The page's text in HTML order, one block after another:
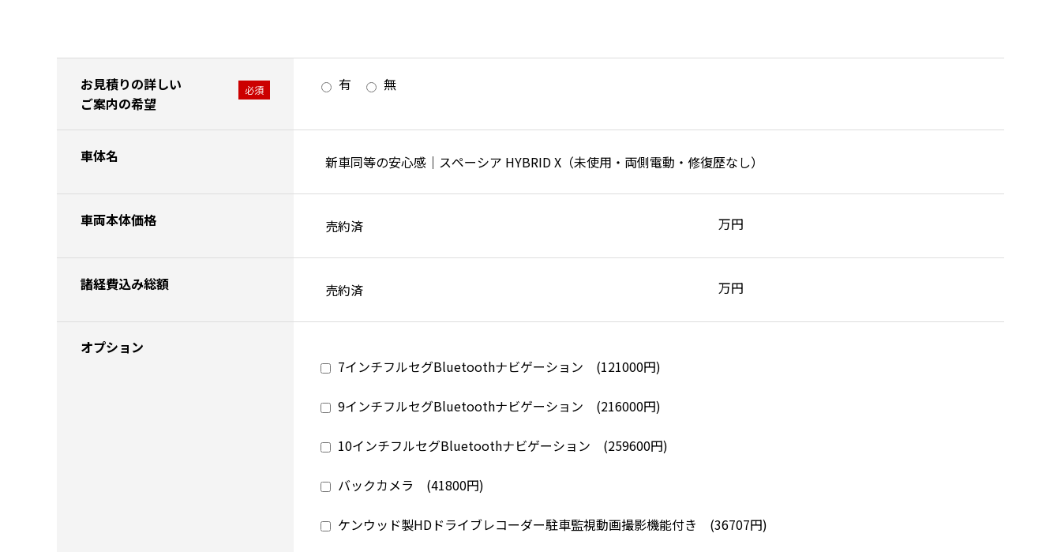
必須
お見積りの詳しい
ご案内の希望
有 無
車体名
車両本体価格 万円
諸経費込み総額 万円
オプション
7インチフルセグBluetoothナビゲーション (121000円)
9インチフルセグBluetoothナビゲーション (216000円)
10インチフルセグBluetoothナビゲーション (259600円)
バックカメラ (41800円)
ケンウッド製HDドライブレコーダー駐車監視動画撮影機能付き (36707円)